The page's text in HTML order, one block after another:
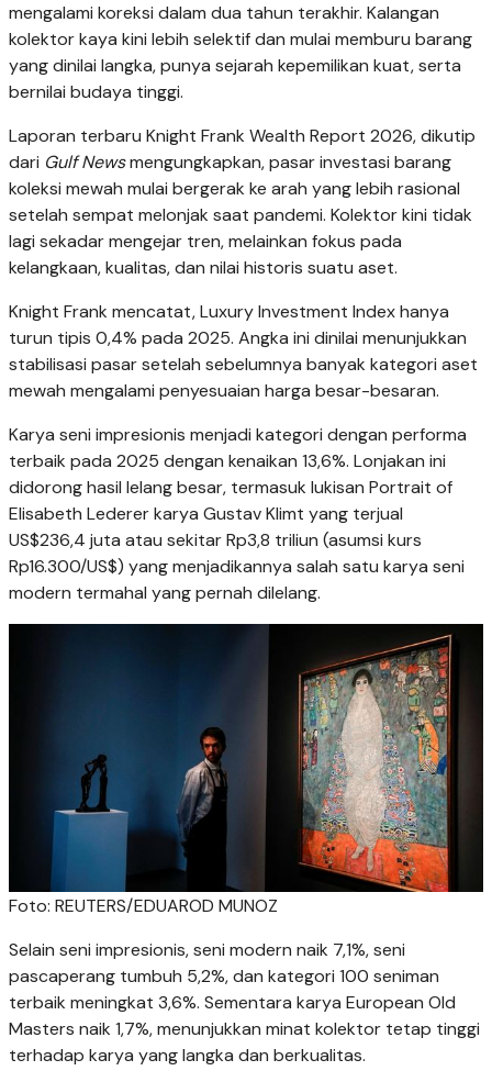
mengalami koreksi dalam dua tahun terakhir. Kalangan
kolektor kaya kini lebih selektif dan mulai memburu barang
yang dinilai langka, punya sejarah kepemilikan kuat, serta
bernilai budaya tinggi.
Laporan terbaru Knight Frank Wealth Report 2026, dikutip
dari Gulf Newsmengungkapkan, pasar investasi barang
koleksi mewah mulai bergerak ke arah yang lebih rasional
setelah sempat melonjak saat pandemi. Kolektor kini tidak
lagi sekadar mengejar tren, melainkan fokus pada
kelangkaan, kualitas, dan nilai historis suatu aset.
Knight Frank mencatat, Luxury Investment Index hanya
turun tipis 0,4% pada 2025. Angka ini dinilai menunjukkan
stabilisasi pasar setelah sebelumnya banyak kategori aset
mewah mengalami penyesuaian harga besar-besaran.
Karya seni impresionis menjadi kategori dengan performa
terbaik pada 2025 dengan kenaikan 13,6%. Lonjakan ini
didorong hasil lelang besar, termasuk lukisan Portrait of
Elisabeth Lederer karya Gustav Klimt yang terjual
US$236,4 juta atau sekitar Rp3,8 triliun (asumsi kurs
Rp16.300/US$) yang menjadikannya salah satu karya seni
modern termahal yang pernah dilelang.
Foto: REUTERS/EDUAROD MUNOZ
Selain seni impresionis, seni modern naik 7,1%, seni
pascaperang tumbuh 5,2%, dan kategori 100 seniman
terbaik meningkat 3,6%. Sementara karya European Old
Masters naik 1,7%, menunjukkan minat kolektor tetap tinggi
terhadap karya yang langka dan berkualitas.